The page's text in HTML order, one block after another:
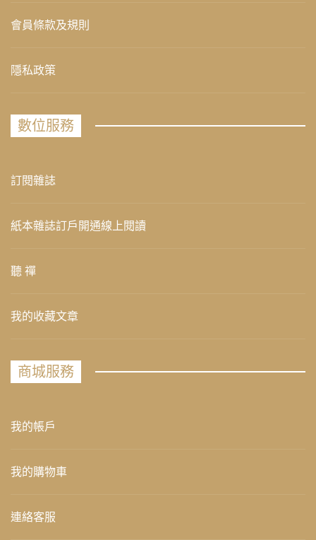
會員條款及規則
隱私政策
數位服務
訂閱雜誌
紙本雜誌訂戶開通線上閱讀
聽 禪
我的收藏文章
商城服務
我的帳戶
我的購物車
連絡客服